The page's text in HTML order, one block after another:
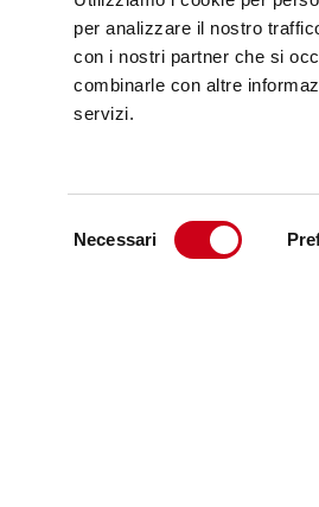
per analizzare il nostro
con i nostri partner che si
combinarle con altre
servizi.
Necessari